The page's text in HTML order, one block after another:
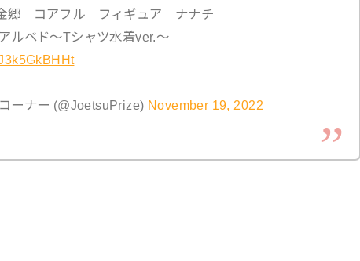
郷 コアフル フィギュア ナナチ
ルベド〜Tシャツ水着ver.〜
ーナー (@JoetsuPrize) November 19, 2022